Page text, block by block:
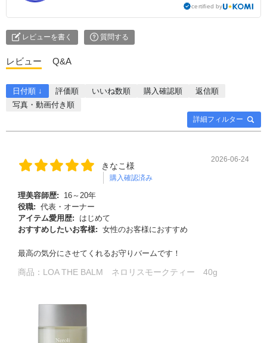
certified by
レビューを書く 質問する
レビュー Q&A
詳細フィルター
日付順 ↓ 評価順 いいね数順 購入確認順
返信順
写真・動画付き順
きなこ様
購入確認済み
2026-06-24
理美容師歴:
16～20年
役職: 代表・オーナー
アイテム愛用歴:
はじめて
おすすめしたいお客様: 女性のお客様におすすめ
最高の気分にさせてくれるお守りバームです！
商品： LOA THE BALM ネロリスモークティー 40g